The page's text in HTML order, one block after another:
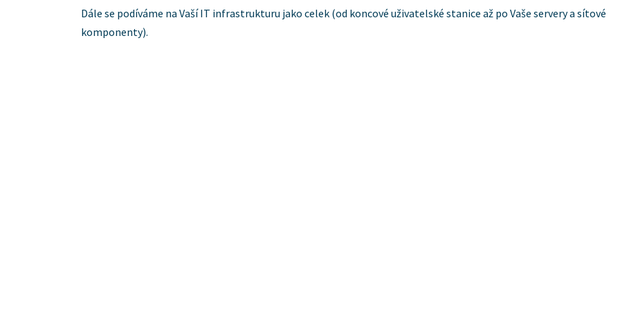
Dále se podíváme na Vaší IT infrastrukturu jako celek (od koncové uživatelské stanice až po Vaše servery a sítové
komponenty).